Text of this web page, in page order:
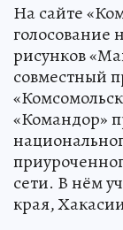
На сайте
голосование
рисунков
совместный
«Командор»
сети. В нём
края,